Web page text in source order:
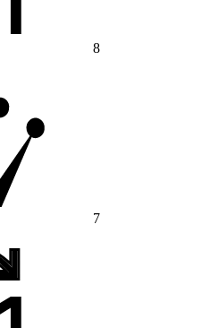
8
7